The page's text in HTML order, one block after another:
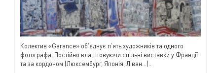
Колектив «Garance» об’єднує п’ять художників та одного
фотографа. Постійно влаштовуючи спільні виставки у Франції
та за кордоном (Люксембург, Японія, Ліван...)..